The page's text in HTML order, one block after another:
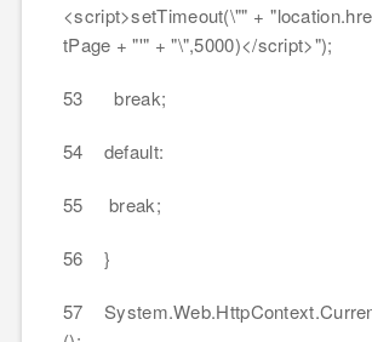
<script>setTimeout(\"" +
tPage + "'" + "\",5000)</script>");
53 break;
54 default:
55 break;
56 }
57